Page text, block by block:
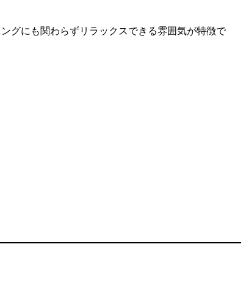
グにも関わらずリラックスできる雰囲気が特徴で